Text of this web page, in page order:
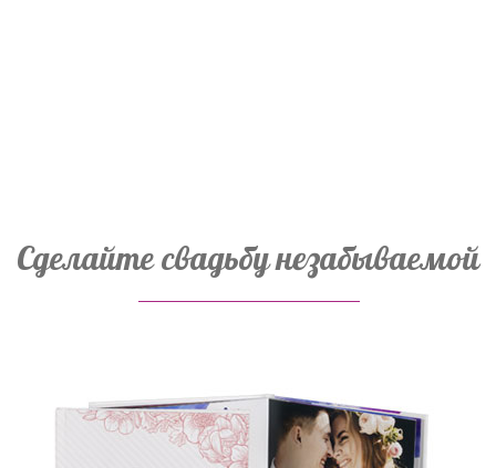
Сделайте свадьбу незабываемой